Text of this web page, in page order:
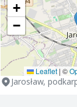
+
−
Leaflet | ©
Jarosław,